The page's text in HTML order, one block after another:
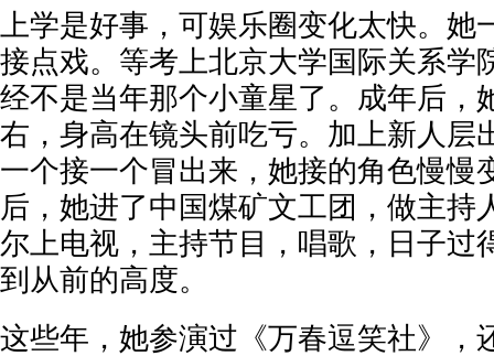
上学是好事，可娱乐圈变化太快。她
接点戏。等考上北京大学国际关系学
经不是当年那个小童星了。成年后，
右，身高在镜头前吃亏。加上新人层
一个接一个冒出来，她接的角色慢慢
后，她进了中国煤矿文工团，做主持
尔上电视，主持节目，唱歌，日子过
到从前的高度。
这些年，她参演过《万春逗笑社》，